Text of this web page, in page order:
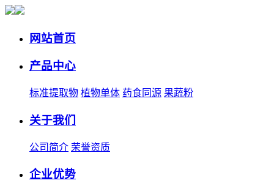
网站首页
产品中心
标准提取物 植物单体 药食同源 果蔬粉
关于我们
公司简介 荣誉资质
企业优势